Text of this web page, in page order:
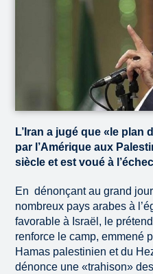
L’Iran a jugé que «le plan
par l’Amérique aux
siècle et est voué à
En dénonçant au grand
nombreux pays arabes à
favorable à Israël, le
renforce le camp, emmené
Hamas palestinien et du
dénonce une «trahison»